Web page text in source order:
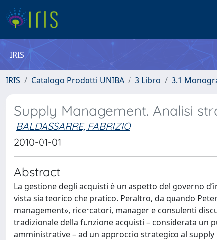
IRIS
IRIS Catalogo Prodotti UNIBA 3 Libro 3.1
Supply Management. Analisi
BALDASSARRE, FABRIZIO
2010-01-01
Abstract
La gestione degli acquisti è un aspetto del governo
vista sia teorico che pratico. Peraltro, da quando
management», ricercatori, manager e consulenti
tradizionale della funzione acquisti – considerata un
amministrative – ad un approccio strategico al